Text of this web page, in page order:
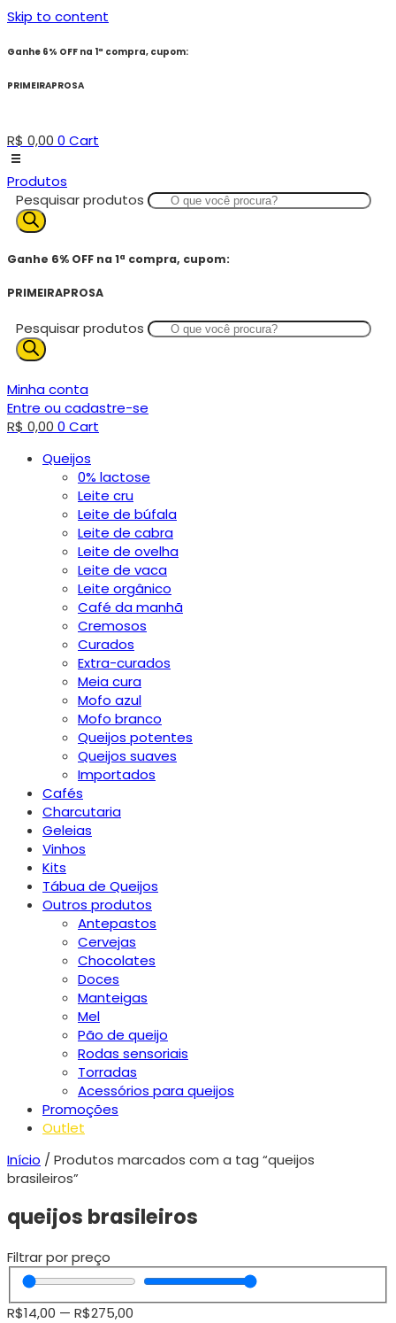
Skip to content
Ganhe 6% OFF na 1ª compra, cupom:
PRIMEIRAPROSA
R$ 0,00 0 Cart
Produtos
Pesquisar produtos
Ganhe 6% OFF na 1ª compra, cupom:
PRIMEIRAPROSA
Pesquisar produtos
Minha conta
Entre ou cadastre-se
R$ 0,00 0 Cart
Queijos
0% lactose
Leite cru
Leite de búfala
Leite de cabra
Leite de ovelha
Leite de vaca
Leite orgânico
Café da manhã
Cremosos
Curados
Extra-curados
Meia cura
Mofo azul
Mofo branco
Queijos potentes
Queijos suaves
Importados
Cafés
Charcutaria
Geleias
Vinhos
Kits
Tábua de Queijos
Outros produtos
Antepastos
Cervejas
Chocolates
Doces
Manteigas
Mel
Pão de queijo
Rodas sensoriais
Torradas
Acessórios para queijos
Promoções
Outlet
Início / Produtos marcados com a tag “queijos
brasileiros”
queijos brasileiros
Filtrar por preço
R$14,00 — R$275,00